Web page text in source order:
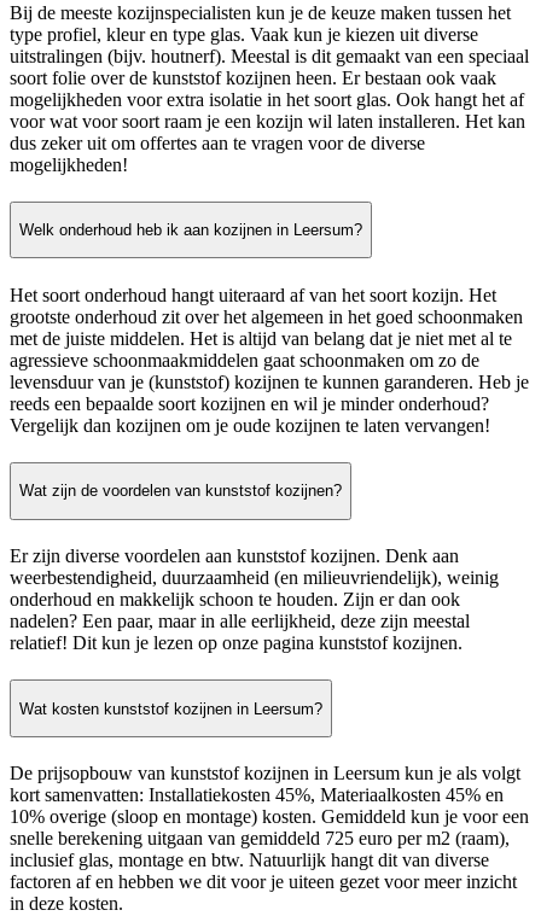
Bij de meeste kozijnspecialisten kun je de keuze maken tussen het
type profiel, kleur en type glas. Vaak kun je kiezen uit diverse
uitstralingen (bijv. houtnerf). Meestal is dit gemaakt van een speciaal
soort folie over de kunststof kozijnen heen. Er bestaan ook vaak
mogelijkheden voor extra isolatie in het soort glas. Ook hangt het af
voor wat voor soort raam je een kozijn wil laten installeren. Het kan
dus zeker uit om offertes aan te vragen voor de diverse
mogelijkheden!
Welk onderhoud heb ik aan kozijnen in Leersum?
Het soort onderhoud hangt uiteraard af van het soort kozijn. Het
grootste onderhoud zit over het algemeen in het goed schoonmaken
met de juiste middelen. Het is altijd van belang dat je niet met al te
agressieve schoonmaakmiddelen gaat schoonmaken om zo de
levensduur van je (kunststof) kozijnen te kunnen garanderen. Heb je
reeds een bepaalde soort kozijnen en wil je minder onderhoud?
Vergelijk dan kozijnen om je oude kozijnen te laten vervangen!
Wat zijn de voordelen van kunststof kozijnen?
Er zijn diverse voordelen aan kunststof kozijnen. Denk aan
weerbestendigheid, duurzaamheid (en milieuvriendelijk), weinig
onderhoud en makkelijk schoon te houden. Zijn er dan ook
nadelen? Een paar, maar in alle eerlijkheid, deze zijn meestal
relatief! Dit kun je lezen op onze pagina kunststof kozijnen.
Wat kosten kunststof kozijnen in Leersum?
De prijsopbouw van kunststof kozijnen in Leersum kun je als volgt
kort samenvatten: Installatiekosten 45%, Materiaalkosten 45% en
10% overige (sloop en montage) kosten. Gemiddeld kun je voor een
snelle berekening uitgaan van gemiddeld 725 euro per m2 (raam),
inclusief glas, montage en btw. Natuurlijk hangt dit van diverse
factoren af en hebben we dit voor je uiteen gezet voor meer inzicht
in deze kosten.